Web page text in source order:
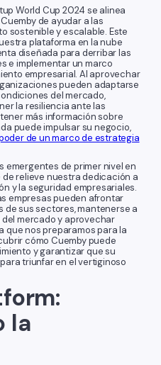
World Cup 2024 se alinea
de ayudar a las
sostenible y escalable. Este
plataforma en la nube
diseñada para derribar las
e implementar un marco
empresarial. Al aprovechar
pueden adaptarse
del mercado,
la resiliencia ante las
más información sobre
puede impulsar su negocio,
de un marco de estrategia
emergentes de primer nivel en
relieve nuestra dedicación a
y la seguridad empresariales.
empresas pueden afrontar
sus sectores, mantenerse a
mercado y aprovechar
que nos preparamos para la
cómo Cuemby puede
y garantizar que su
triunfar en el vertiginoso
la